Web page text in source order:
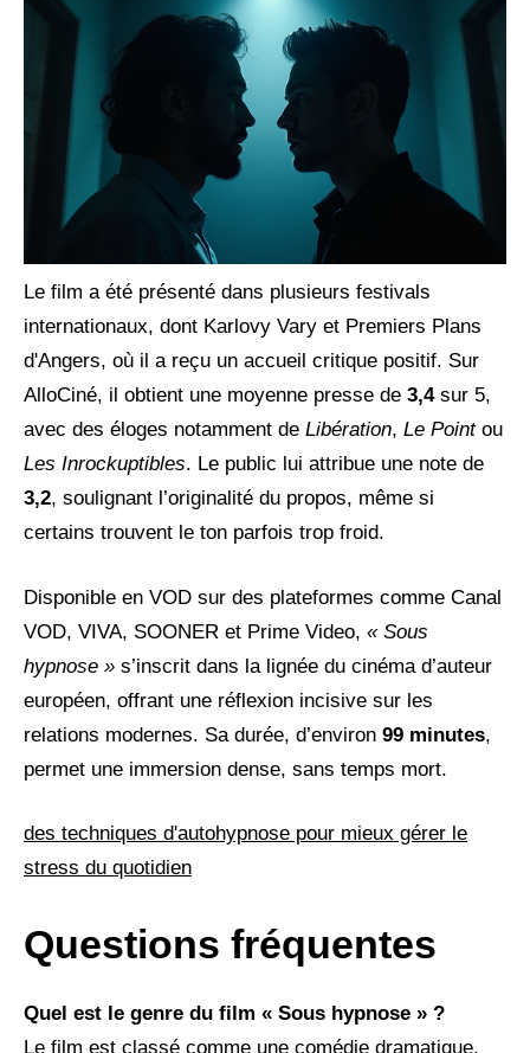
Le film a été présenté dans plusieurs festivals
internationaux, dont Karlovy Vary et Premiers Plans
d'Angers, où il a reçu un accueil critique positif. Sur
AlloCiné, il obtient une moyenne presse de 3,4sur 5,
avec des éloges notamment de Libération, Le Pointou
Les Inrockuptibles. Le public lui attribue une note de
3,2, soulignant l’originalité du propos, même si
certains trouvent le ton parfois trop froid.
Disponible en VOD sur des plateformes comme Canal
VOD, VIVA, SOONER et Prime Video, « Sous
hypnose » s’inscrit dans la lignée du cinéma d’auteur
européen, offrant une réflexion incisive sur les
relations modernes. Sa durée, d’environ 99 minutes,
permet une immersion dense, sans temps mort.
des techniques d'autohypnose pour mieux gérer le
stress du quotidien
Questions fréquentes
Quel est le genre du film « Sous hypnose » ?
Le film est classé comme une comédie dramatique,